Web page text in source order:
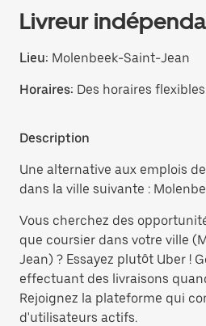
Livreur
Lieu: Molenbeek-Saint-Jean
Horaires: Des horaires flexibles
Description
Une alternative aux emplois
dans la ville suivante :
Vous cherchez des
que coursier dans votre ville
Jean) ? Essayez plutôt Uber !
effectuant des livraisons
Rejoignez la plateforme qui
d'utilisateurs actifs.